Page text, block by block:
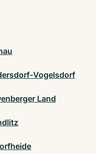
Vogelsdorf
Land